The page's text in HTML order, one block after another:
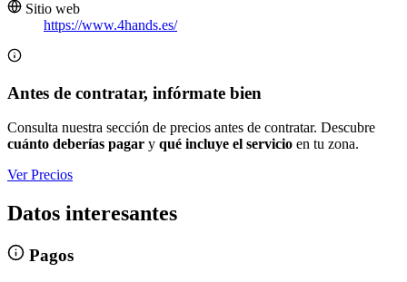
Sitio web
https://www.4hands.es/
Antes de contratar, infórmate bien
Consulta nuestra sección de precios antes de contratar. Descubre
cuánto deberías pagar y qué incluye el servicio en tu zona.
Ver Precios
Datos interesantes
Pagos